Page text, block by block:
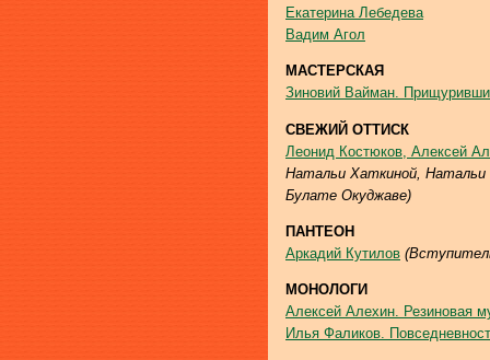
Екатерина Лебедева
Вадим Агол
МАСТЕРСКАЯ
Зиновий Вайман.
СВЕЖИЙ ОТТИСК
Леонид Костюков, Алексей
Натальи Хаткиной, Натальи
Булате Окуджаве)
ПАНТЕОН
Аркадий Кутилов
МОНОЛОГИ
Алексей Алехин. Резиновая
Илья Фаликов.